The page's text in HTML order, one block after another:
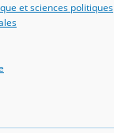
et sciences politiques